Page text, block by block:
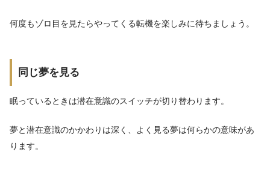
何度もゾロ目を見たらやってくる転機を楽しみに待ちましょう。
同じ夢を見る
眠っているときは潜在意識のスイッチが切り替わります。
夢と潜在意識のかかわりは深く、よく見る夢は何らかの意味があ
ります。